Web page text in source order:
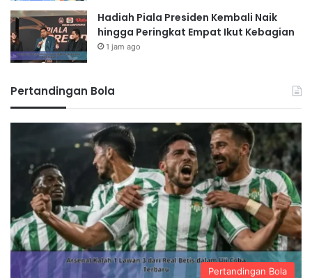
Hadiah Piala Presiden Kembali Naik
hingga Peringkat Empat Ikut Kebagian
1 jam ago
Pertandingan Bola
Pertandingan Bola